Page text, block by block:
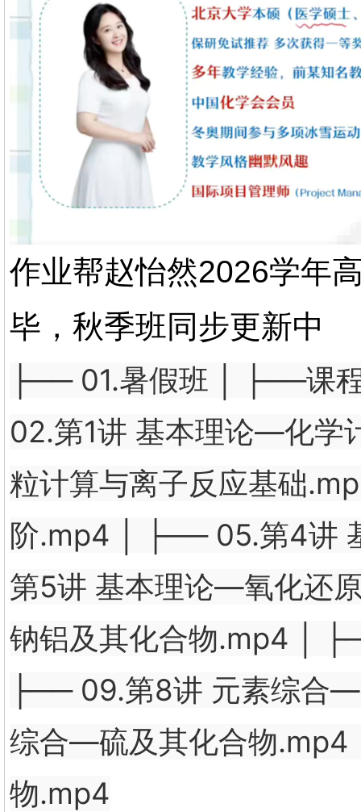
作业帮赵怡然2026学年
毕，秋季班同步更新中
├── 01.暑假班 │ ├──课
02.第1讲 基本理论—化
粒计算与离子反应基础
阶.mp4 │ ├── 05.第4讲
第5讲 基本理论—氧化还
钠铝及其化合物.mp4 │
├── 09.第8讲 元素综合
综合—硫及其化合物.mp4
物.mp4